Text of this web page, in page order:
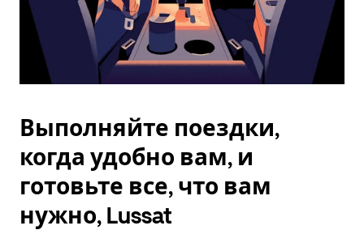
Выполняйте поездки,
когда удобно вам, и
готовьте все, что вам
нужно, Lussat